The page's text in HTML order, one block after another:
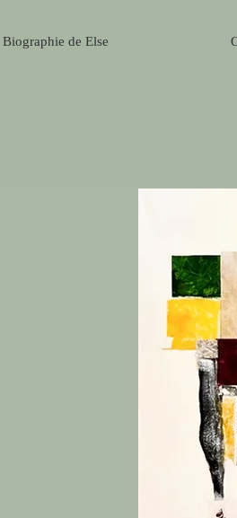
Biographie de Else